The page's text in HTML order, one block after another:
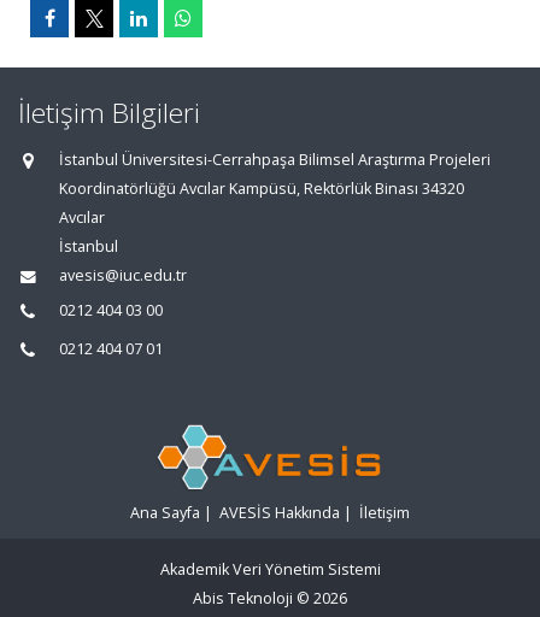
İletişim Bilgileri
İstanbul Üniversitesi-Cerrahpaşa Bilimsel Araştırma Projeleri
Koordinatörlüğü Avcılar Kampüsü, Rektörlük Binası 34320
Avcılar
İstanbul
avesis@iuc.edu.tr
0212 404 03 00
0212 404 07 01
Ana Sayfa | AVESİS Hakkında | İletişim
Akademik Veri Yönetim Sistemi
Abis Teknoloji © 2026